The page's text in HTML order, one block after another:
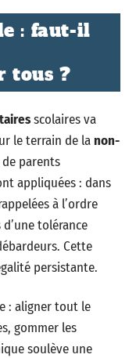
: faut-il
tous ?
scolaires va
le terrain de lanon-
de parents
appliquées : dans
à l’ordre
tolérance
Cette
persistante.
: aligner tout le
gommer les
soulève une